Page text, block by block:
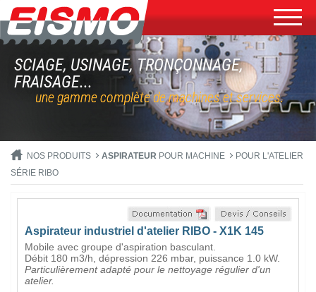
SCIAGE, USINAGE, TRONÇONNAGE,
FRAISAGE...
une gamme complète de machines et services.
NOS PRODUITS ASPIRATEUR POUR MACHINE
POUR L'ATELIER
SÉRIE RIBO
Aspirateur industriel d'atelier RIBO - X1K 145
Mobile avec groupe d'aspiration basculant.
Débit 180 m3/h, dépression 226 mbar, puissance 1.0 kW.
Particulièrement adapté pour le nettoyage régulier d'un
atelier.